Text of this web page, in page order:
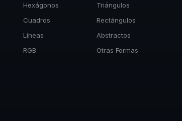
Hexágonos
Triángulos
Cuadros
Rectángulos
Líneas
Abstractos
RGB
Otras Formas